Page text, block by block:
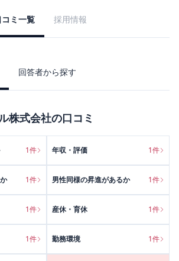
コミ一覧 採用情報
回答者から探す
株式会社の口コミ
1件 年収・評価 1件
1件 男性同様の昇進があるか 1件
1件 産休・育休 1件
1件 勤務環境 1件